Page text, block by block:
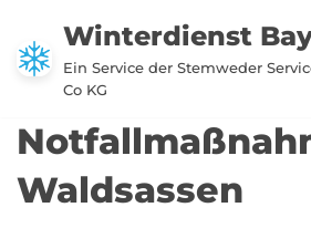
Zum
Inhalt
Winterdienst
Ein Service der Stemweder
Co KG
Waldsassen